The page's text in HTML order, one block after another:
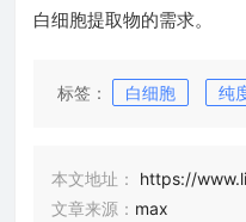
白细胞提取物的需求。
标签： 白细胞 纯
本文地址：
https://
文章来源： max